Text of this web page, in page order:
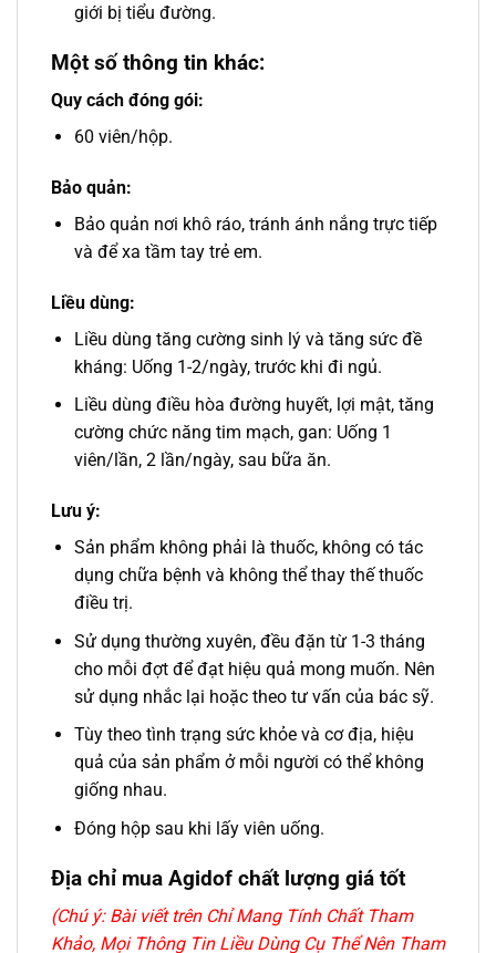
giới bị tiểu đường.
Một số thông tin khác:
Quy cách đóng gói:
60 viên/hộp.
Bảo quản:
Bảo quản nơi khô ráo, tránh ánh nắng trực tiếp
và để xa tầm tay trẻ em.
Liều dùng:
Liều dùng tăng cường sinh lý và tăng sức đề
kháng: Uống 1-2/ngày, trước khi đi ngủ.
Liều dùng điều hòa đường huyết, lợi mật, tăng
cường chức năng tim mạch, gan: Uống 1
viên/lần, 2 lần/ngày, sau bữa ăn.
Lưu ý:
Sản phẩm không phải là thuốc, không có tác
dụng chữa bệnh và không thể thay thế thuốc
điều trị.
Sử dụng thường xuyên, đều đặn từ 1-3 tháng
cho mỗi đợt để đạt hiệu quả mong muốn. Nên
sử dụng nhắc lại hoặc theo tư vấn của bác sỹ.
Tùy theo tình trạng sức khỏe và cơ địa, hiệu
quả của sản phẩm ở mỗi người có thể không
giống nhau.
Đóng hộp sau khi lấy viên uống.
Địa chỉ mua Agidof chất lượng giá tốt
(Chú ý: Bài viết trên Chỉ Mang Tính Chất Tham
Khảo, Mọi Thông Tin Liều Dùng Cụ Thể Nên Tham